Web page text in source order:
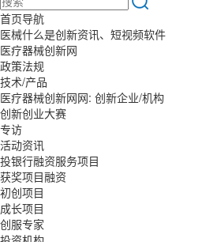
首页导航
医械什么是创新资讯、短视频软件
医疗器械创新网
政策法规
技术/产品
医疗器械创新网网: 创新企业/机构
创新创业大赛
专访
活动资讯
投银行融资服务项目
获奖项目融资
初创项目
成长项目
创服专家